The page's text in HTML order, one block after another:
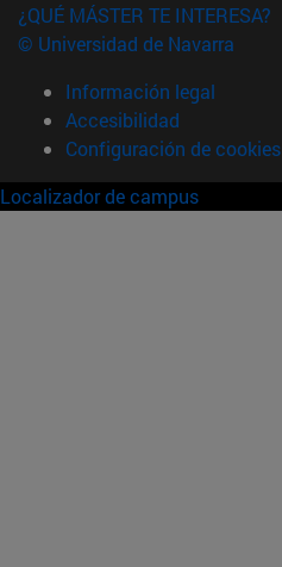
¿QUÉ MÁSTER TE INTERESA?
© Universidad de Navarra
Información legal
Accesibilidad
Configuración de cookies
Localizador de campus